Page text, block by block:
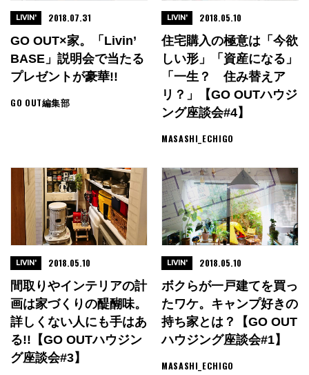
GO OUT×家。「Livin’
BASE」説明会で当たる
プレゼントが豪華!!
GO OUT編集部
LIVIN' 2018.07.31
住宅購入の極意は「今欲
しい形」「資産になる」
「一生？ 住み替えア
リ？」【GO OUTハウジ
ング座談会#4】
MASASHI_ECHIGO
LIVIN' 2018.05.10
間取りやインテリアの計
画は家づくりの醍醐味。
詳しくない人にも手はあ
る!!【GO OUTハウジン
グ座談会#3】
LIVIN' 2018.05.10
ボクらが一戸建てを買っ
たワケ。キャンプ好きの
持ち家とは？【GO OUT
ハウジング座談会#1】
MASASHI_ECHIGO
LIVIN' 2018.05.10